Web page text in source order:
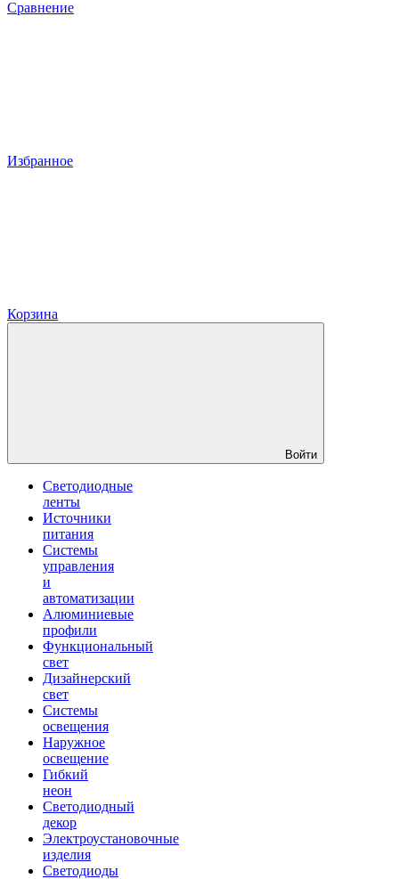
Сравнение
Избранное
Корзина
Войти
Светодиодные
ленты
Источники
питания
Системы
управления
и
автоматизации
Алюминиевые
профили
Функциональный
свет
Дизайнерский
свет
Системы
освещения
Наружное
освещение
Гибкий
неон
Светодиодный
декор
Электроустановочные
изделия
Светодиоды